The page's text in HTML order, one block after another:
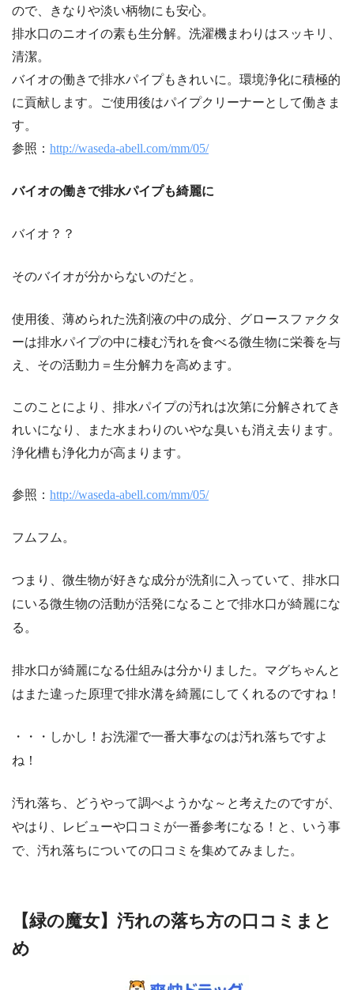
ので、きなりや淡い柄物にも安心。
排水口のニオイの素も生分解。洗濯機まわりはスッキリ、
清潔。
バイオの働きで排水パイプもきれいに。環境浄化に積極的
に貢献します。ご使用後はパイプクリーナーとして働きま
す。
参照： http://waseda-abell.com/mm/05/
バイオの働きで排水パイプも綺麗に
バイオ？？
そのバイオが分からないのだと。
使用後、薄められた洗剤液の中の成分、グロースファクタ
ーは排水パイプの中に棲む汚れを食べる微生物に栄養を与
え、その活動力＝生分解力を高めます。
このことにより、排水パイプの汚れは次第に分解されてき
れいになり、また水まわりのいやな臭いも消え去ります。
浄化槽も浄化力が高まります。
参照： http://waseda-abell.com/mm/05/
フムフム。
つまり、微生物が好きな成分が洗剤に入っていて、排水口
にいる微生物の活動が活発になることで排水口が綺麗にな
る。
排水口が綺麗になる仕組みは分かりました。マグちゃんと
はまた違った原理で排水溝を綺麗にしてくれるのですね！
・・・しかし！お洗濯で一番大事なのは汚れ落ちですよ
ね！
汚れ落ち、どうやって調べようかな～と考えたのですが、
やはり、レビューや口コミが一番参考になる！と、いう事
で、汚れ落ちについての口コミを集めてみました。
【緑の魔女】汚れの落ち方の口コミまと
め